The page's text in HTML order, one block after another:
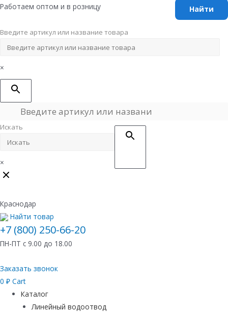
Перейти
содержимому
Работаем оптом и в розницу
Введите артикул или название товара
×
Искать
×
Краснодар
Найти товар
+7 (800) 250-66-20
ПН-ПТ с 9.00 до 18.00
Заказать звонок
0 ₽ Cart
Каталог
Линейный водоотвод